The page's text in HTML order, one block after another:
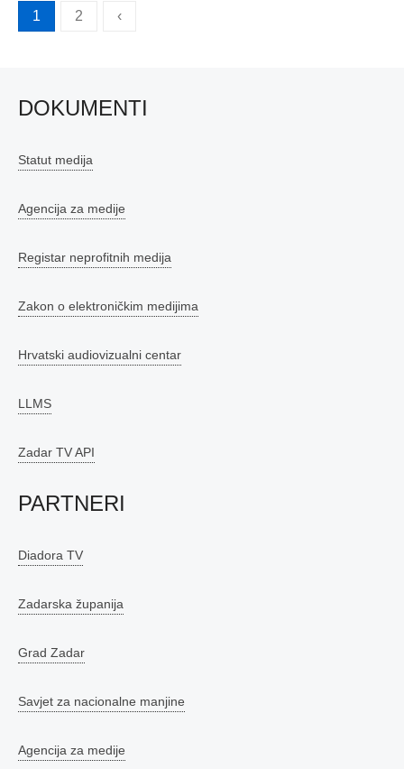
Brojevi
1 2 ‹
DOKUMENTI
Statut medija
Agencija za medije
Registar neprofitnih medija
Zakon o elektroničkim medijima
Hrvatski audiovizualni centar
LLMS
Zadar TV API
PARTNERI
Diadora TV
Zadarska županija
Grad Zadar
Savjet za nacionalne manjine
Agencija za medije